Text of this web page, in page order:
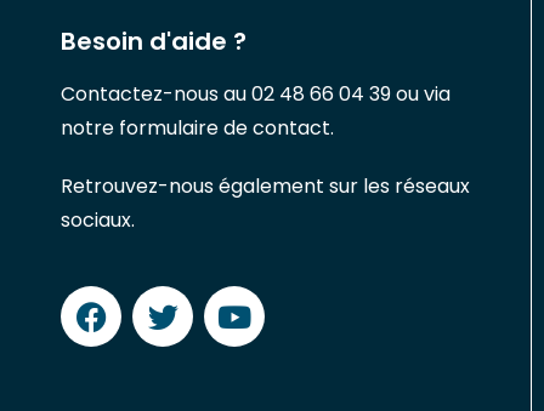
Besoin d'aide ?
Contactez-nous au 02 48 66 04 39 ou via
notre formulaire de contact.
Retrouvez-nous également sur les réseaux
sociaux.